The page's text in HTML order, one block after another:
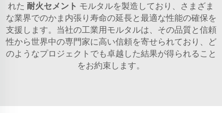
れた 耐火セメント モルタルを製造しており、さまざま
な業界でのかま内張り寿命の延長と最適な性能の確保を
支援します。当社の工業用モルタルは、その品質と信頼
性から世界中の専門家に高い信頼を寄せられており、ど
のようなプロジェクトでも卓越した結果が得られること
をお約束します。